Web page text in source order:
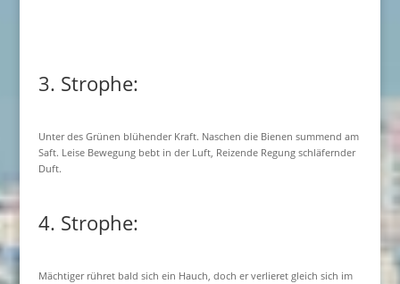
3. Strophe:
Unter des Grünen blühender Kraft. Naschen die Bienen summend am
Saft. Leise Bewegung bebt in der Luft, Reizende Regung schläfernder
Duft.
4. Strophe:
Mächtiger rühret bald sich ein Hauch, doch er verlieret gleich sich im